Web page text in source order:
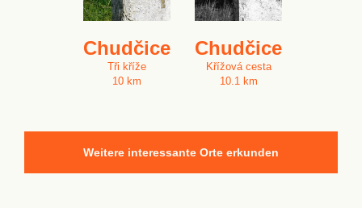
Chudčice
Tři kříže
10 km
Chudčice
Křížová cesta
10.1 km
Weitere interessante Orte erkunden